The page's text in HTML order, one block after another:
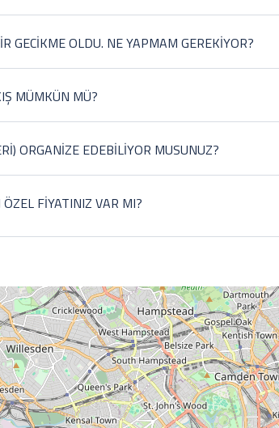
ücret ödemeniz gerekebilir. Eğer özel giriş saatleri
GECİKME OLDU. NE YAPMAM GEREKİYOR?
bağlantı kurabilirsiniz.
MÜMKÜN MÜ?
etme durumuna göre tanzim etmekten mutluluk
ORGANİZE EDEBİLİYOR MUSUNUZ?
FİYATINIZ VAR MI?
fiyat sunabiliriz.